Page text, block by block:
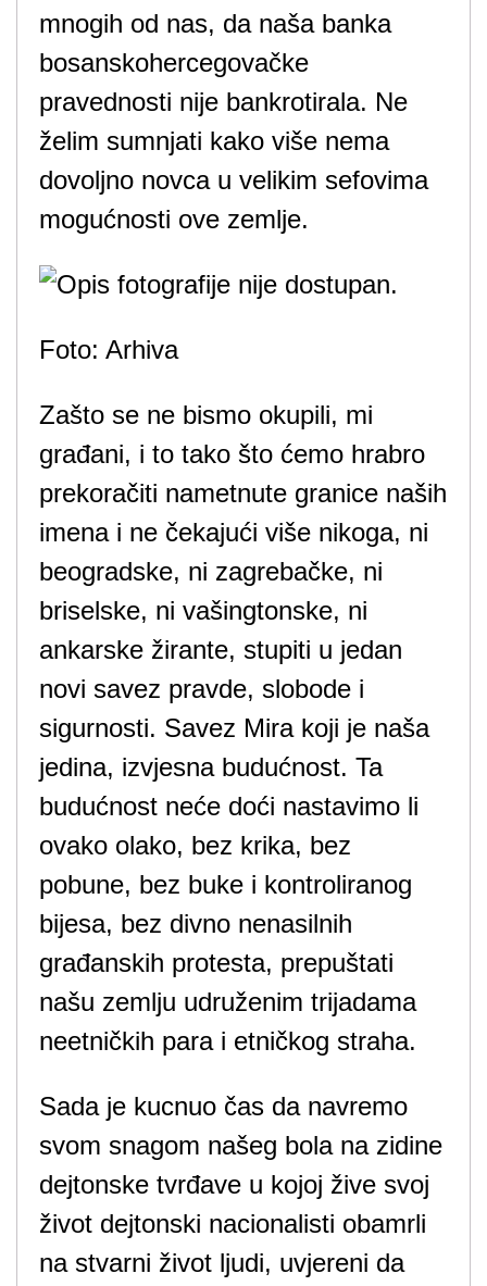
mnogih od nas, da naša banka
bosanskohercegovačke
pravednosti nije bankrotirala. Ne
želim sumnjati kako više nema
dovoljno novca u velikim sefovima
mogućnosti ove zemlje.
Foto: Arhiva
Zašto se ne bismo okupili, mi
građani, i to tako što ćemo hrabro
prekoračiti nametnute granice naših
imena i ne čekajući više nikoga, ni
beogradske, ni zagrebačke, ni
briselske, ni vašingtonske, ni
ankarske žirante, stupiti u jedan
novi savez pravde, slobode i
sigurnosti. Savez Mira koji je naša
jedina, izvjesna budućnost. Ta
budućnost neće doći nastavimo li
ovako olako, bez krika, bez
pobune, bez buke i kontroliranog
bijesa, bez divno nenasilnih
građanskih protesta, prepuštati
našu zemlju udruženim trijadama
neetničkih para i etničkog straha.
Sada je kucnuo čas da navremo
svom snagom našeg bola na zidine
dejtonske tvrđave u kojoj žive svoj
život dejtonski nacionalisti obamrli
na stvarni život ljudi, uvjereni da